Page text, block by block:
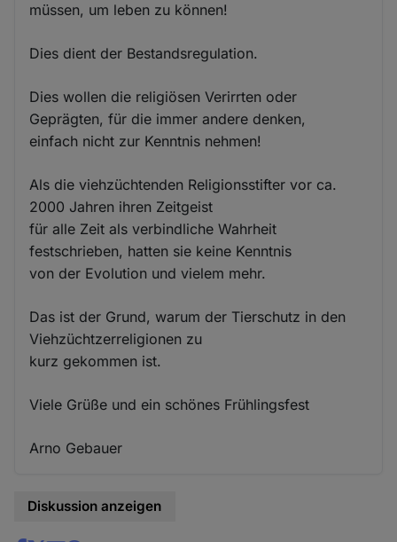
müssen, um leben zu können!
Dies dient der Bestandsregulation.
Dies wollen die religiösen Verirrten oder
Geprägten, für die immer andere denken,
einfach nicht zur Kenntnis nehmen!
Als die viehzüchtenden Religionsstifter vor ca.
2000 Jahren ihren Zeitgeist
für alle Zeit als verbindliche Wahrheit
festschrieben, hatten sie keine Kenntnis
von der Evolution und vielem mehr.
Das ist der Grund, warum der Tierschutz in den
Viehzüchtzerreligionen zu
kurz gekommen ist.
Viele Grüße und ein schönes Frühlingsfest
Arno Gebauer
Diskussion anzeigen